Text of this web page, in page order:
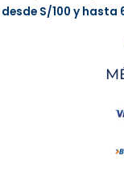
desde S/100 y hasta